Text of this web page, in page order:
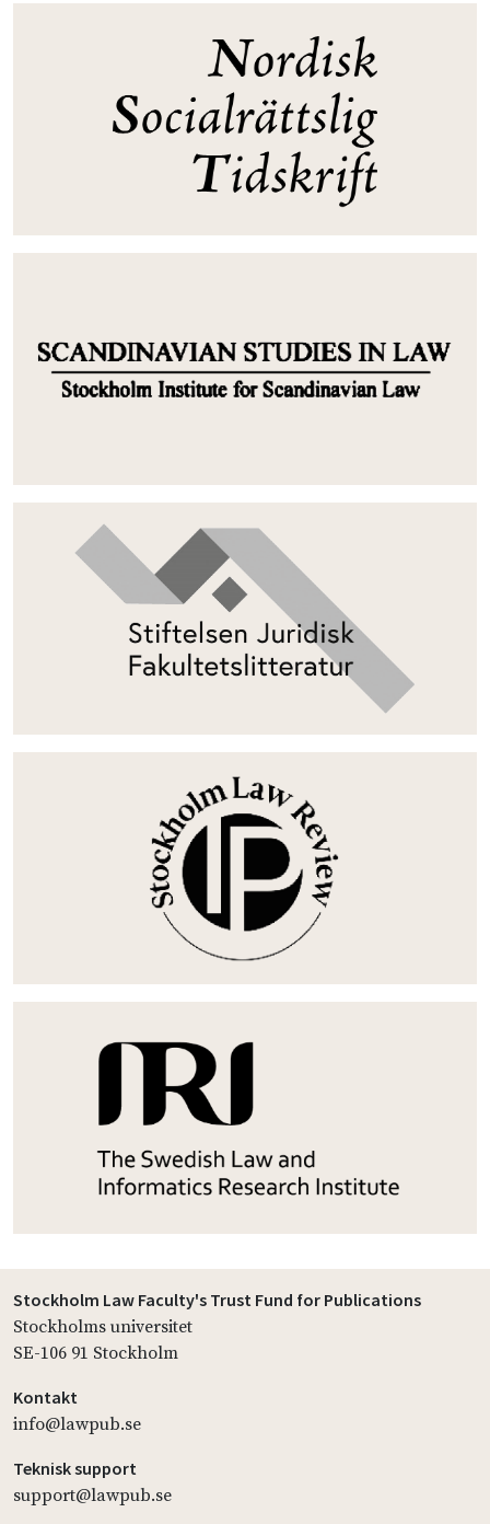
Stockholm Law Faculty's Trust Fund for Publications
Stockholms universitet
SE-106 91 Stockholm
Kontakt
info@lawpub.se
Teknisk support
support@lawpub.se